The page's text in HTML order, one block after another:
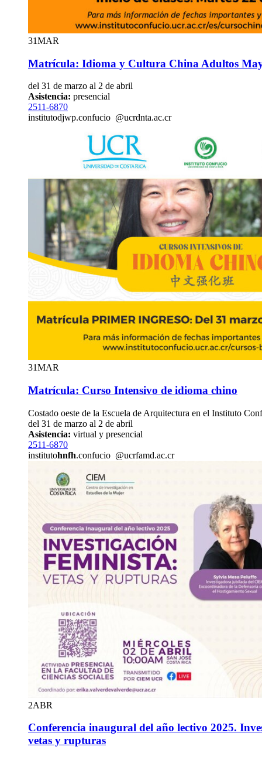
31MAR
Matrícula: Idioma y Cultura China Adultos
del 31 de marzo al 2 de abril
Asistencia: presencial
2511-6870
institutodjwp.confucio @ucrdnta.ac.cr
31MAR
Matrícula: Curso Intensivo de idioma chino
Costado oeste de la Escuela de Arquitectura en el Instituto
del 31 de marzo al 2 de abril
Asistencia: virtual y presencial
2511-6870
institutohnfh.confucio @ucrfamd.ac.cr
2ABR
Conferencia inaugural del año lectivo 2025.
vetas y rupturas